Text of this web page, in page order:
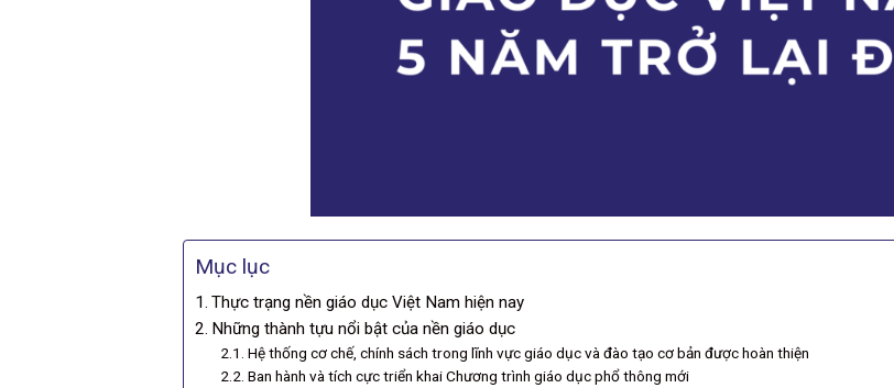
Mục lục
Thực trạng nền giáo dục Việt Nam hiện nay
Những thành tựu nổi bật của nền giáo dục
Hệ thống cơ chế, chính sách trong lĩnh vực giáo dục và đào tạo cơ bản được hoàn thiện
Ban hành và tích cực triển khai Chương trình giáo dục phổ thông mới